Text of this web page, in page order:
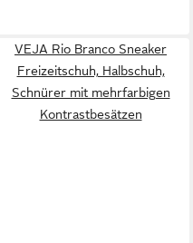
VEJA Rio Branco Sneaker
Freizeitschuh, Halbschuh,
Schnürer mit mehrfarbigen
Kontrastbesätzen